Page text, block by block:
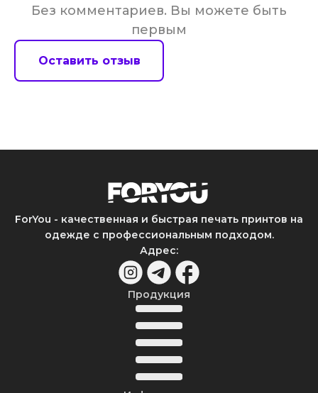
Без комментариев. Вы можете быть
первым
Оставить отзыв
ForYou - качественная и быстрая печать принтов на
одежде с профессиональным подходом.
Адрес:
Продукция